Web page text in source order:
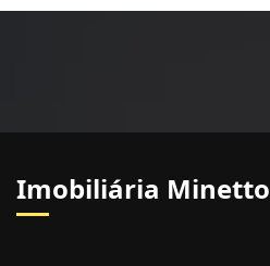
Imobiliária Minetto